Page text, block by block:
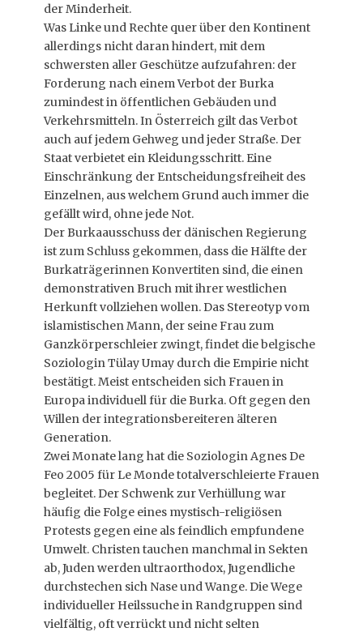
der Minderheit.
Was Linke und Rechte quer über den Kontinent
allerdings nicht daran hindert, mit dem
schwersten aller Geschütze aufzufahren: der
Forderung nach einem Verbot der Burka
zumindest in öffentlichen Gebäuden und
Verkehrsmitteln. In Österreich gilt das Verbot
auch auf jedem Gehweg und jeder Straße. Der
Staat verbietet ein Kleidungsschritt. Eine
Einschränkung der Entscheidungsfreiheit des
Einzelnen, aus welchem Grund auch immer die
gefällt wird, ohne jede Not.
Der Burkaausschuss der dänischen Regierung
ist zum Schluss gekommen, dass die Hälfte der
Burkaträgerinnen Konvertiten sind, die einen
demonstrativen Bruch mit ihrer westlichen
Herkunft vollziehen wollen. Das Stereotyp vom
islamistischen Mann, der seine Frau zum
Ganzkörperschleier zwingt, findet die belgische
Soziologin Tülay Umay durch die Empirie nicht
bestätigt. Meist entscheiden sich Frauen in
Europa individuell für die Burka. Oft gegen den
Willen der integrationsbereiteren älteren
Generation.
Zwei Monate lang hat die Soziologin Agnes De
Feo 2005 für Le Monde totalverschleierte Frauen
begleitet. Der Schwenk zur Verhüllung war
häufig die Folge eines mystisch-religiösen
Protests gegen eine als feindlich empfundene
Umwelt. Christen tauchen manchmal in Sekten
ab, Juden werden ultraorthodox, Jugendliche
durchstechen sich Nase und Wange. Die Wege
individueller Heilssuche in Randgruppen sind
vielfältig, oft verrückt und nicht selten